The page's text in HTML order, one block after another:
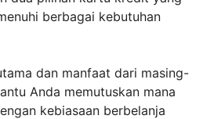
berbagai kebutuhan
dan manfaat dari masing-
Anda memutuskan mana
kebiasaan berbelanja